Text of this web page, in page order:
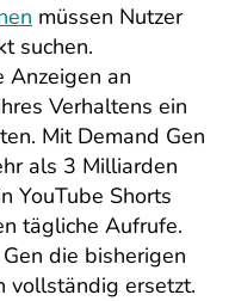
müssen Nutzer
suchen.
Anzeigen an
Verhaltens ein
Mit Demand Gen
als 3 Milliarden
YouTube Shorts
tägliche Aufrufe.
die bisherigen
vollständig ersetzt.